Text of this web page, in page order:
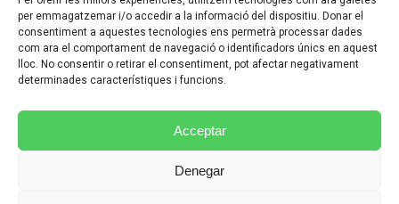
per emmagatzemar i/o accedir a la informació del dispositiu. Donar el
consentiment a aquestes tecnologies ens permetrà processar dades
com ara el comportament de navegació o identificadors únics en aquest
lloc. No consentir o retirar el consentiment, pot afectar negativament
determinades característiques i funcions.
Acceptar
Denegar
CONTACTE
AVÍS LEGAL I PROTECCIÓ DE DADES
POLÍTICA DE COOKIES (UE)
CONDICIONS PARTICULARS D’ÚS I CONTRACTACIÓ
POLÍTICA DE PRIVACITAT